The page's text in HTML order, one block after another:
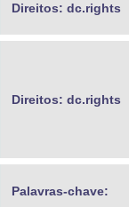
Direitos: dc.rights
Direitos: dc.rights
Palavras-chave: